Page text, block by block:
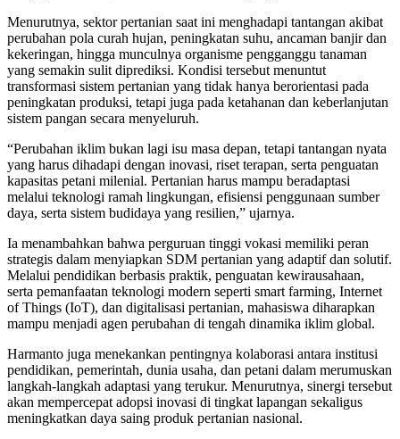
Menurutnya, sektor pertanian saat ini menghadapi tantangan akibat
perubahan pola curah hujan, peningkatan suhu, ancaman banjir dan
kekeringan, hingga munculnya organisme pengganggu tanaman
yang semakin sulit diprediksi. Kondisi tersebut menuntut
transformasi sistem pertanian yang tidak hanya berorientasi pada
peningkatan produksi, tetapi juga pada ketahanan dan keberlanjutan
sistem pangan secara menyeluruh.
“Perubahan iklim bukan lagi isu masa depan, tetapi tantangan nyata
yang harus dihadapi dengan inovasi, riset terapan, serta penguatan
kapasitas petani milenial. Pertanian harus mampu beradaptasi
melalui teknologi ramah lingkungan, efisiensi penggunaan sumber
daya, serta sistem budidaya yang resilien,” ujarnya.
Ia menambahkan bahwa perguruan tinggi vokasi memiliki peran
strategis dalam menyiapkan SDM pertanian yang adaptif dan solutif.
Melalui pendidikan berbasis praktik, penguatan kewirausahaan,
serta pemanfaatan teknologi modern seperti smart farming, Internet
of Things (IoT), dan digitalisasi pertanian, mahasiswa diharapkan
mampu menjadi agen perubahan di tengah dinamika iklim global.
Harmanto juga menekankan pentingnya kolaborasi antara institusi
pendidikan, pemerintah, dunia usaha, dan petani dalam merumuskan
langkah-langkah adaptasi yang terukur. Menurutnya, sinergi tersebut
akan mempercepat adopsi inovasi di tingkat lapangan sekaligus
meningkatkan daya saing produk pertanian nasional.